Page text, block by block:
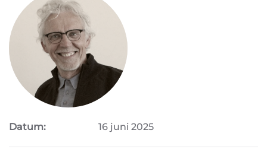
Datum: 16 juni 2025